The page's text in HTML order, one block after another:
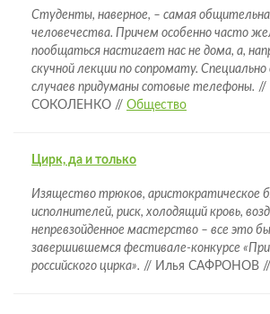
Студенты, наверное, – самая
человечества. Причем особенно часто
пообщаться настигает нас не дома, а,
скучной лекции по сопромату.
случаев придуманы сотовые телефоны. //
СОКОЛЕНКО // Общество
Цирк, да и только
Изящество трюков, аристократическое
исполнителей, риск, холодящий кровь,
непревзойденное мастерство – все это
завершившемся фестивале-конкурсе
российского цирка». // Илья САФРОНОВ //